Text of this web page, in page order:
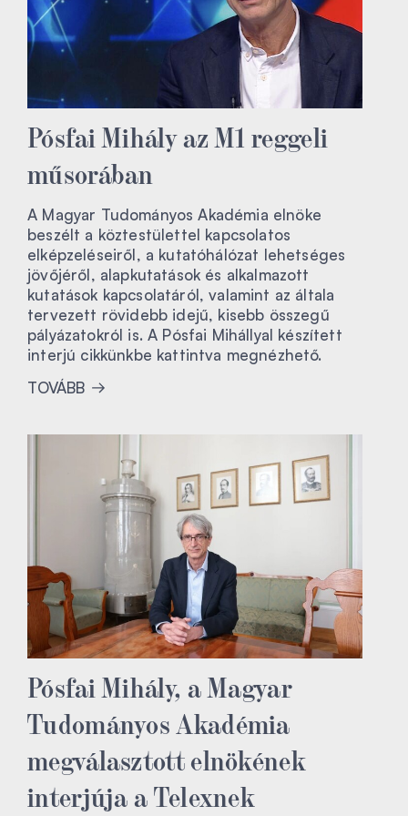
Pósfai Mihály az M1 reggeli
műsorában
A Magyar Tudományos Akadémia elnöke
beszélt a köztestülettel kapcsolatos
elképzeléseiről, a kutatóhálózat lehetséges
jövőjéről, alapkutatások és alkalmazott
kutatások kapcsolatáról, valamint az általa
tervezett rövidebb idejű, kisebb összegű
pályázatokról is. A Pósfai Mihállyal készített
interjú cikkünkbe kattintva megnézhető.
TOVÁBB
Pósfai Mihály, a Magyar
Tudományos Akadémia
megválasztott elnökének
interjúja a Telexnek